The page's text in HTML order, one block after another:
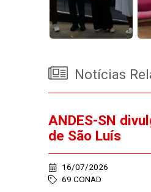
Notícias
ANDES-SN
de São Luís
16/07/2026
69 CONAD